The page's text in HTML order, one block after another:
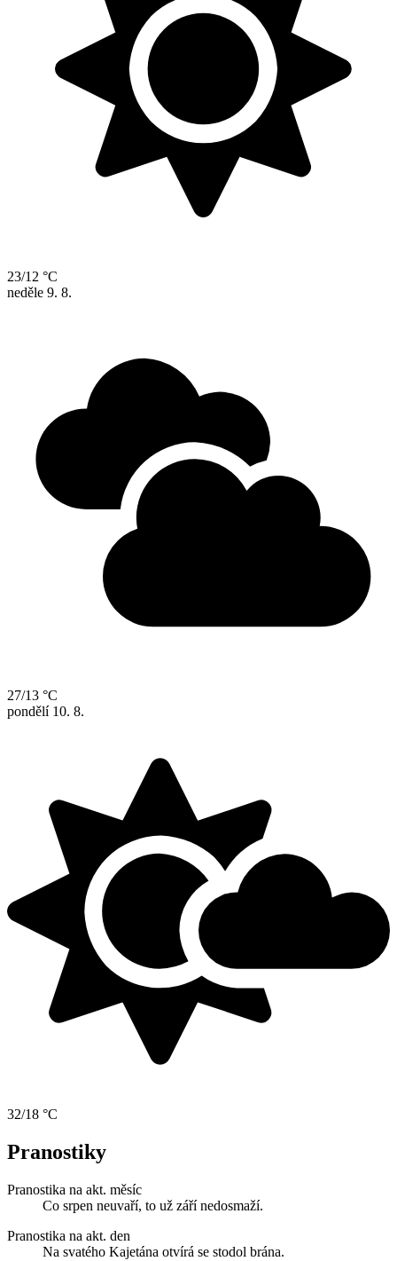
23/12 °C
neděle 9. 8.
27/13 °C
pondělí 10. 8.
32/18 °C
Pranostiky
Pranostika na akt. měsíc
Co srpen neuvaří, to už září nedosmaží.
Pranostika na akt. den
Na svatého Kajetána otvírá se stodol brána.